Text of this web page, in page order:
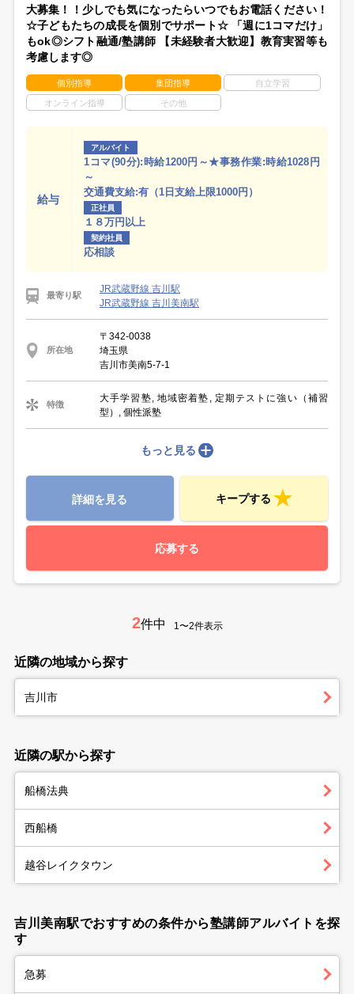
大募集！！少しでも気になったらいつでもお電話ください！
☆子どもたちの成長を個別でサポート☆ 「週に1コマだけ」
もok◎シフト融通/塾講師 【未経験者大歓迎】教育実習等も
考慮します◎
個別指導 集団指導 自立学習
オンライン指導 その他
給与
アルバイト
1コマ(90分):時給1200円～★事務作業:時給1028円
～
交通費支給:有（1日支給上限1000円）
正社員
１８万円以上
契約社員
応相談
最寄り駅
JR武蔵野線 吉川駅
JR武蔵野線 吉川美南駅
所在地
〒342-0038
埼玉県
吉川市美南5-7-1
特徴
大手学習塾, 地域密着塾, 定期テストに強い（補習
型）, 個性派塾
もっと見る
詳細を見る キープする
応募する
2件中 1〜2件表示
近隣の地域から探す
吉川市
近隣の駅から探す
船橋法典
西船橋
越谷レイクタウン
吉川美南駅でおすすめの条件から塾講師アルバイトを探
す
急募